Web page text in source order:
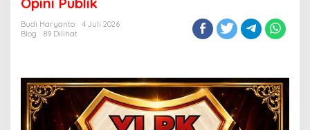
F
I
P
r
Budi Haryanto
4 Juli 2026
Blog
89 Dilihat